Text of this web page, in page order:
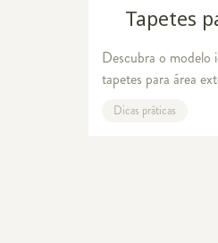
Tapetes
Descubra o modelo
tapetes para área
hora de decorar os
quintais, varandas,
Dicas práticas